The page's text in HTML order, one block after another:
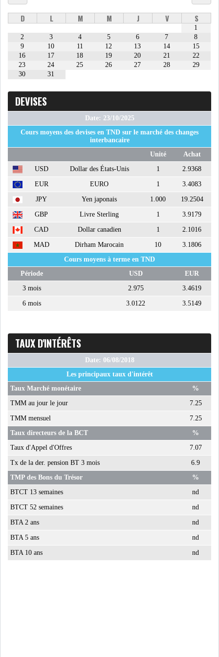
USA & CANADA
AFRIQUE
SUBSAHARIENNE
EUROPE
AMÉRIQUE LATINE
LE PÉTROLE REPART À LA
HAUSSE APRÈS LA P...
LES PRIX ALIMENTAIRES
MONDIAUX AU PLUS H...
LE PÉTROLE SE STABILISE
DANS UNE ÈRE DE FAIBLE
CROISSANCE, L...
RSS
INTERVIEWS
TUSTEX PLUS
D L M M J V S
1
2
3 4 5 6 7
8
9
10 11 12 13 14
15
16
17 18 19 20 21
22
23
24 25 26 27 28
29
30
31
DEVISES
Date: 23/10/2025
Cours moyens des devises en TND sur le marché des changes
interbancaire
Unité
Achat
USD
Dollar des États-Unis 1 2.9368
EUR EURO 1 3.4083
JPY Yen japonais 1.000 19.2504
GBP Livre Sterling 1 3.9179
CAD Dollar canadien 1 2.1016
MAD Dirham Marocain 10
3.1806
Cours moyens à terme en TND
Période
USD
EUR
3 mois
2.975 3.4619
6 mois 3.0122 3.5149
TAUX D'INTÉRÊTS
Date: 06/08/2018
Les principaux taux d'intérêt
Taux Marché monétaire
%
TMM au jour le jour
7.25
TMM mensuel
7.25
Taux directeurs de la BCT
%
Taux d'Appel d'Offres
7.07
Tx de la der. pension BT 3 mois
6.9
TMP des Bons du Trésor
%
BTCT 13 semaines
nd
BTCT 52 semaines nd
BTA 2 ans nd
BTA 5 ans nd
BTA 10 ans nd